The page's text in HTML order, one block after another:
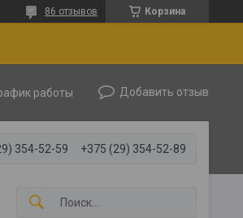
Корзина
86 отзывов
работы Добавить отзыв
354-52-59 +375 (29) 354-52-89